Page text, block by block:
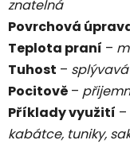
znatelná
Povrchová
Teplota praní –
Tuhost – splývavá
Pocitově –
Příklady využití –
kabátce, tuniky,